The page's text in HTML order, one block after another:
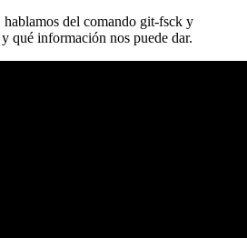
del comando git-fsck y
qué información nos puede dar.